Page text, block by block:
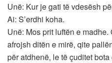
Unë: Kur je gati të vdesësh
Ai: S’erdhi koha.
Unë: Mos prit luftën e
afrojsh ditën e mirë, qite
për atdhenë, le të çuditet